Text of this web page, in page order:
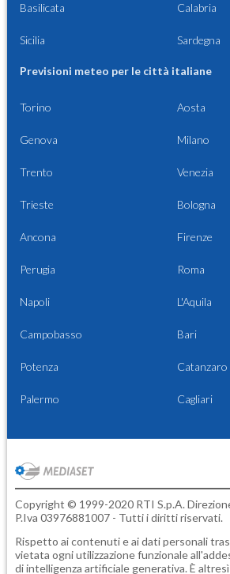
Basilicata Calabria
Sicilia Sardegna
Previsioni meteo per le città italiane
Torino Aosta
Genova Milano
Trento Venezia
Trieste Bologna
Ancona Firenze
Perugia Roma
Napoli L'Aquila
Campobasso Bari
Potenza Catanzaro
Palermo Cagliari
Copyright © 1999-2020 RTI S.p.A.
P.Iva 03976881007 - Tutti i diritti riservati.
Rispetto ai contenuti e ai dati personali
vietata ogni utilizzazione funzionale
di intelligenza artificiale generativa. È